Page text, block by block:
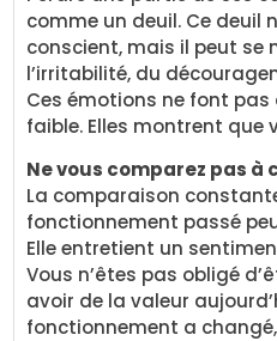
comme un deuil. Ce deuil
conscient, mais il peut se
l’irritabilité, du
Ces émotions ne font pas
faible. Elles montrent que
Ne vous comparez pas à
La comparaison
fonctionnement passé
Elle entretient un
Vous n’êtes pas obligé
avoir de la valeur
fonctionnement a